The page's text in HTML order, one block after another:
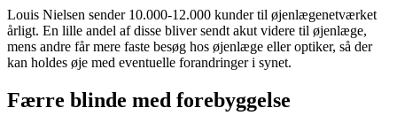
Louis Nielsen sender 10.000-12.000 kunder til øjenlægenetværket
årligt. En lille andel af disse bliver sendt akut videre til øjenlæge,
mens andre får mere faste besøg hos øjenlæge eller optiker, så der
kan holdes øje med eventuelle forandringer i synet.
Færre blinde med forebyggelse